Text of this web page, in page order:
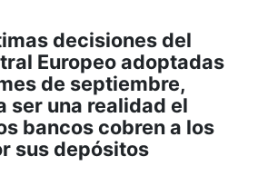
decisiones del
Europeo adoptadas
de septiembre,
ser una realidad el
bancos cobren a los
sus depósitos